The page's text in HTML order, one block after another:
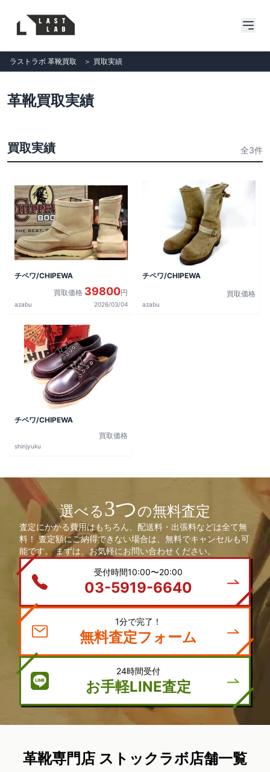
ラストラボ 革靴買取 ＞ 買取実績
革靴買取実績
買取実績 全3件
チペワ/CHIPEWA
買取価格 39800円
azabu 2026/03/04
チペワ/CHIPEWA
買取価格
azabu
チペワ/CHIPEWA
買取価格
shinjyuku
選べる3つの無料査定
査定にかかる費用はもちろん、配送料・出張料などは全て無
料！ 査定額にご納得できない場合は、無料でキャンセルも可
能です。 まずは、お気軽にお問い合わせください。
受付時間10:00〜20:00
03-5919-6640
無料査定フォーム
24時間受付
お手軽LINE査定
革靴専門店 ストックラボ店舗一覧